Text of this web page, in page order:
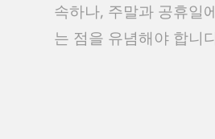
속하나, 주말과 공휴일
는 점을 유념해야 합니